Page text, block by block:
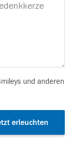
und anderen
erleuchten